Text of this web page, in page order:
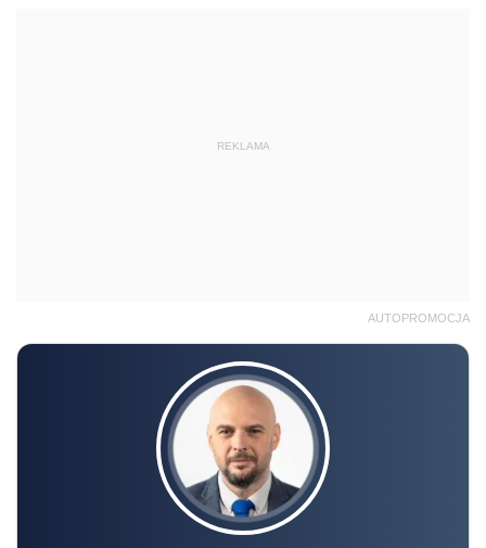
REKLAMA
AUTOPROMOCJA